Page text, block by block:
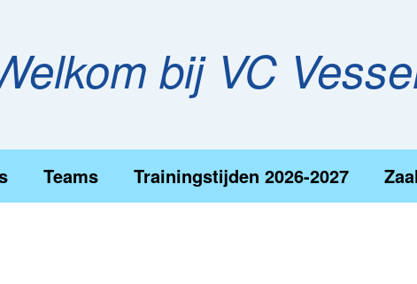
bij VC
Teams Trainingstijden 2026-2027